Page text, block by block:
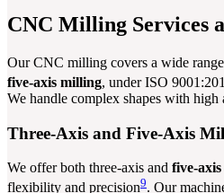
CNC Milling Services
Our CNC milling covers a wide
five-axis milling, under ISO
We handle complex shapes with high
Three-Axis and Five-Axis
We offer both three-axis and five-
flexibility and precision9. Our